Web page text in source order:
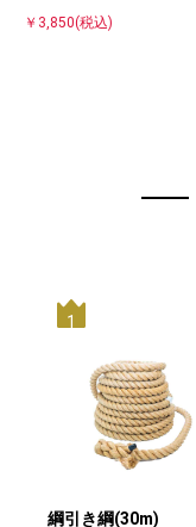
￥3,850(税込)
1
綱引き綱(30m)